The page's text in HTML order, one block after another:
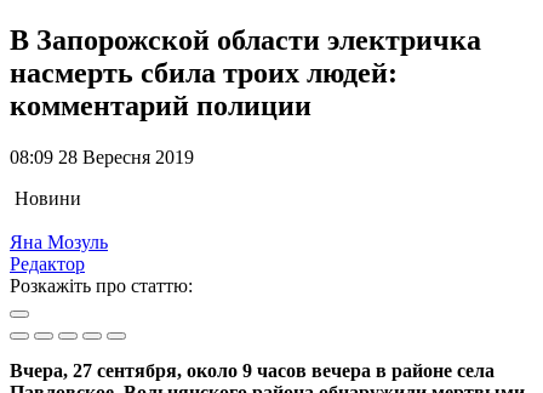
В Запорожской области электричка
насмерть сбила троих людей:
комментарий полиции
08:09 28 Вересня 2019
Новини
Яна Мозуль
Редактор
Розкажіть про статтю:
Вчера, 27 сентября, около 9 часов вечера в районе села